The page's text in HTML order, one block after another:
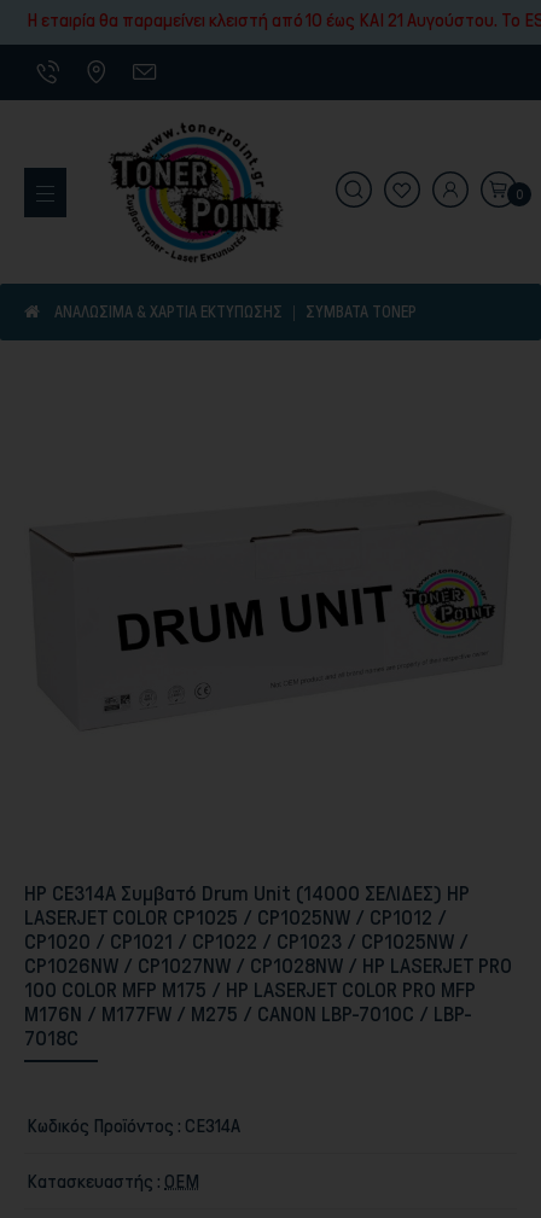
Η εταιρία θα παραμείνει κλειστή από 10 έως ΚΑΙ 21 Αυγούστου. To
Εκτυπωτικά Μηχανήματα
Αποθήκευση
0
ΑΝΑΛΩΣΙΜΑ & ΧΑΡΤΙΑ ΕΚΤΥΠΩΣΗΣ ΣΥΜΒΑΤΆ ΤΌΝΕΡ
HP CE314A Συμβατό Drum Unit (14000 ΣΕΛΙΔΕΣ) HP
LASERJET COLOR CP1025 / CP1025NW / CP1012 /
CP1020 / CP1021 / CP1022 / CP1023 / CP1025NW /
CP1026NW / CP1027NW / CP1028NW / HP LASERJET PRO
100 COLOR MFP M175 / HP LASERJET COLOR PRO MFP
M176N / M177FW / M275 / CANON LBP-7010C / LBP-
7018C
Κωδικός Προϊόντος : CE314A
Κατασκευαστής : ΟΕΜ